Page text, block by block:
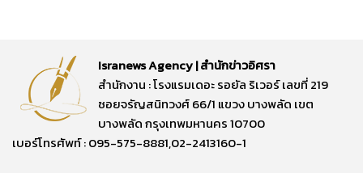
Isranews Agency | สำนักข่าวอิศรา
สำนักงาน : โรงแรมเดอะ รอยัล ริเวอร์ เลขที่ 219
ซอยจรัญสนิทวงศ์ 66/1 แขวง บางพลัด เขต
บางพลัด กรุงเทพมหานคร 10700
เบอร์โทรศัพท์ : 095-575-8881,02-2413160-1